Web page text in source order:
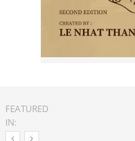
FEATURED
IN: